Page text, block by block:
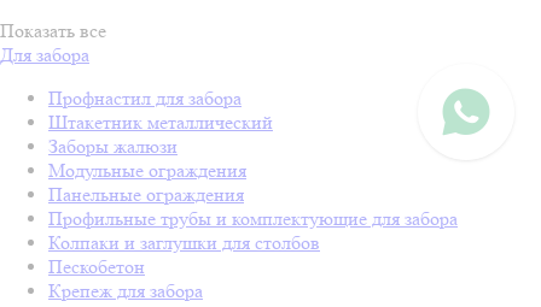
Показать все
Для забора
Профнастил для забора
Штакетник металлический
Заборы жалюзи
Модульные ограждения
Панельные ограждения
Профильные трубы и комплектующие для забора
Колпаки и заглушки для столбов
Пескобетон
Крепеж для забора